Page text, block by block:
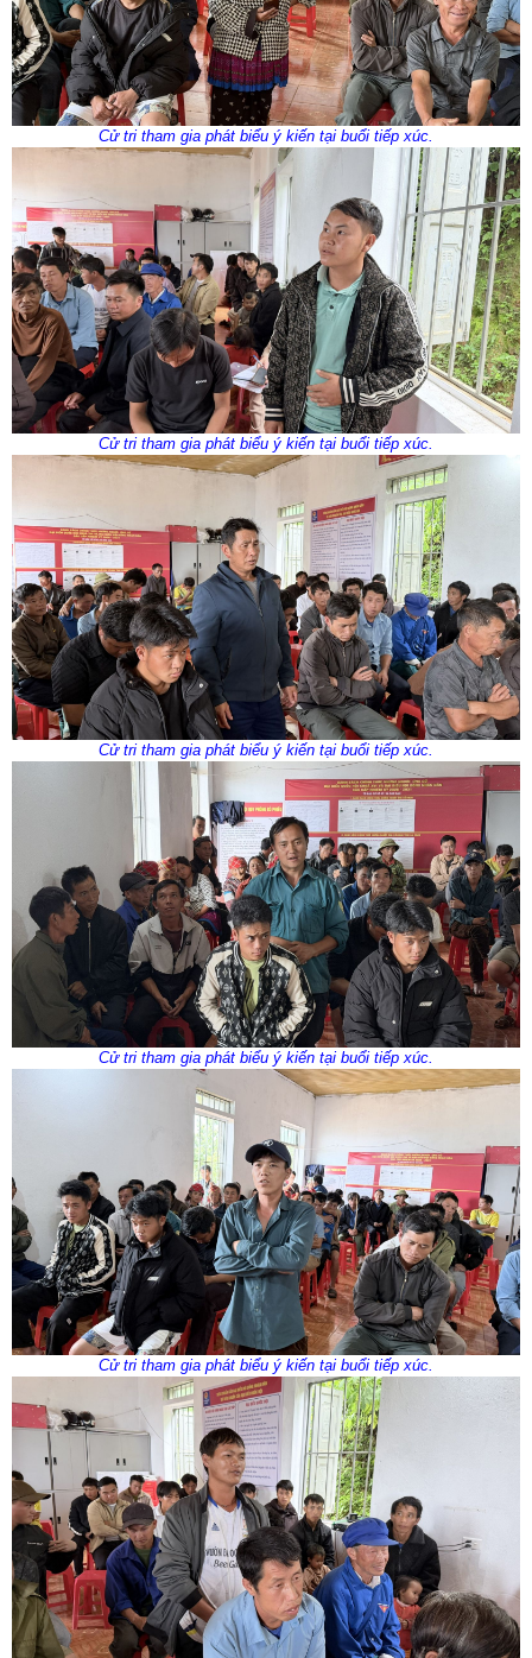
Cử tri tham gia phát biểu ý kiến tại buổi tiếp xúc.
Cử tri tham gia phát biểu ý kiến tại buổi tiếp xúc.
Cử tri tham gia phát biểu ý kiến tại buổi tiếp xúc.
Cử tri tham gia phát biểu ý kiến tại buổi tiếp xúc.
Cử tri tham gia phát biểu ý kiến tại buổi tiếp xúc.